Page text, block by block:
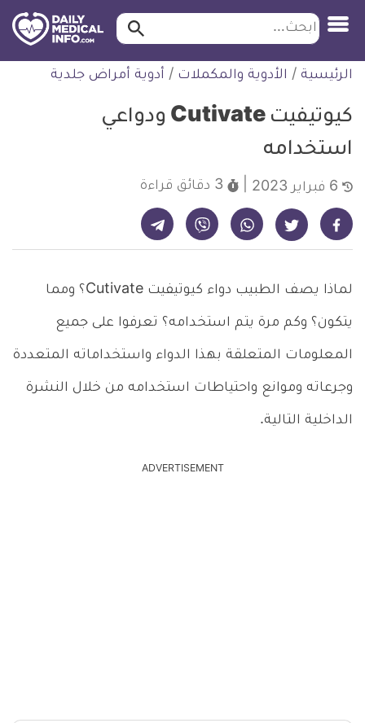
التخطي
للمحتوى
طبية
ابحث ابحث…
الرئيسية / الأدوية والمكملات / أدوية أمراض جلدية
كيوتيفيت Cutivate ودواعي
استخدامه
3 دقائق قراءة
شارك على فيسبوك - ديلي ميديكال انفو شارك على تويتر - ديلي ميديكال انفو شارك على واتساب - ديلي ميديكال انفو شارك على فايبر - ديلي ميديكال انفو شارك على تيليجرام - ديلي ميديكال انفو
لماذا يصف الطبيب دواء كيوتيفيت Cutivate؟ ومما
يتكون؟ وكم مرة يتم استخدامه؟ تعرفوا على جميع
المعلومات المتعلقة بهذا الدواء واستخداماته المتعددة
وجرعاته وموانع واحتياطات استخدامه من خلال النشرة
الداخلية التالية.
ADVERTISEMENT